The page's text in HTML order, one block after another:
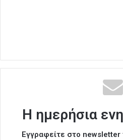
Η ημερήσια
Εγγραφείτε στο newsletter